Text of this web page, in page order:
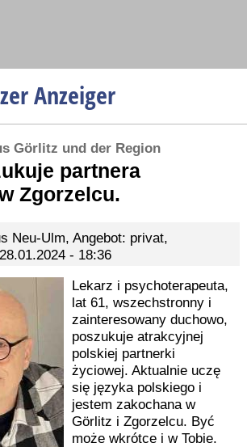
Anzeiger
Görlitz und der Region
partnera
Zgorzelcu.
Neu-Ulm, Angebot: privat,
- 18:36
Lekarz i psychoterapeuta,
lat 61, wszechstronny i
zainteresowany duchowo,
poszukuje atrakcyjnej
polskiej partnerki
życiowej. Aktualnie uczę
się języka polskiego i
jestem zakochana w
Görlitz i Zgorzelcu. Być
może wkrótce i w Tobie.